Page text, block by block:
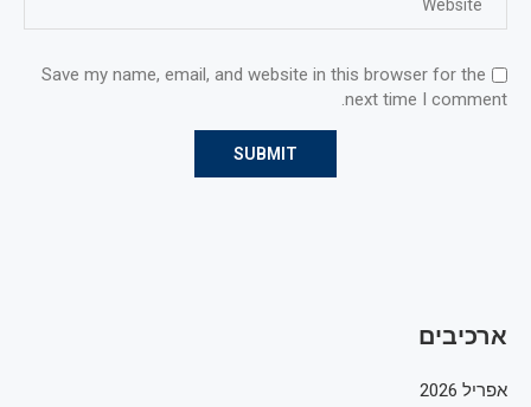
Save my name, email, and website in this browser for the
next time I comment.
ארכיבים
אפריל 2026